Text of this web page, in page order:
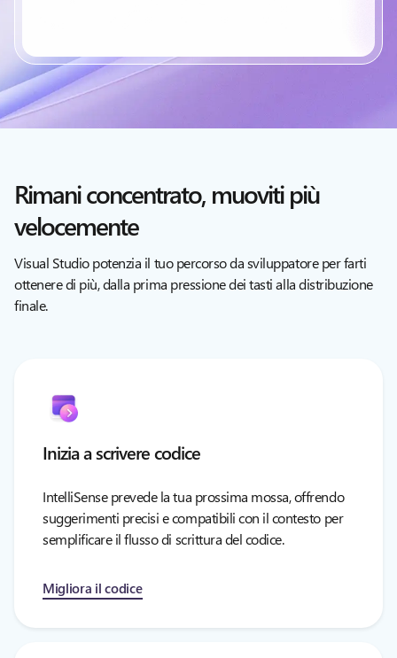
Rimani concentrato, muoviti più
velocemente
Visual Studio potenzia il tuo percorso da sviluppatore per farti
ottenere di più, dalla prima pressione dei tasti alla distribuzione
finale.
Inizia a scrivere codice
IntelliSense prevede la tua prossima mossa, offrendo
suggerimenti precisi e compatibili con il contesto per
semplificare il flusso di scrittura del codice.
Migliora il codice